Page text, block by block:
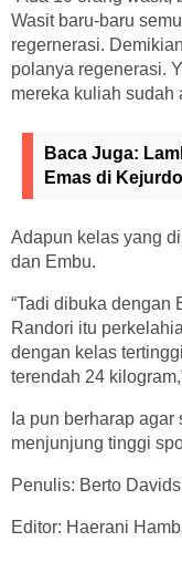
Wasit baru-baru
regernerasi.
polanya regenerasi.
mereka kuliah sudah
Baca Juga:
Emas di
Adapun kelas yang
dan Embu.
“Tadi dibuka dengan
Randori itu
dengan kelas
terendah 24
Ia pun berharap
menjunjung tinggi
Penulis: Berto Davids
Editor: Haerani